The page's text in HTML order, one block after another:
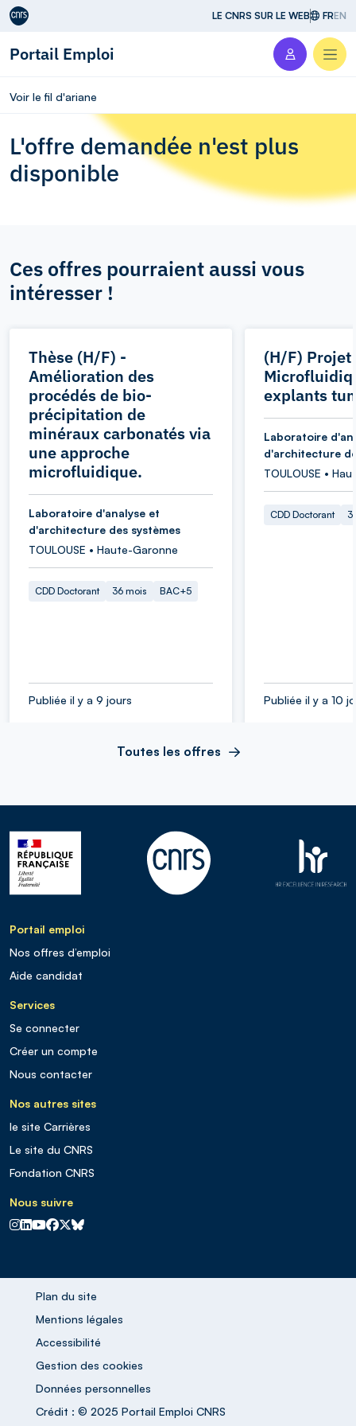
Aller au contenu LE CNRS SUR LE WEB FREN
Portail Emploi
Voir le fil d'ariane
L'offre demandée n'est plus
disponible
Ces offres pourraient aussi vous
intéresser !
Thèse (H/F) -
Amélioration des
procédés de bio-
précipitation de
minéraux carbonatés via
une approche
microfluidique.
Laboratoire d'analyse et
d'architecture des systèmes
TOULOUSE • Haute-Garonne
CDD Doctorant 36 mois BAC+5
Publiée il y a 9 jours
(H/F) Projet
explants
Laboratoire
d'architecture
TOULOUSE •
CDD Doctorant
Publiée il y a 10
Toutes les offres
Portail emploi
Nos offres d’emploi
Aide candidat
Services
Se connecter
Créer un compte
Nous contacter
Nos autres sites
le site Carrières
Le site du CNRS
Fondation CNRS
Nous suivre
CNRS sur Instagram
CNRS sur Linkedin
CNRS sur Youtube
CNRS sur Facebook
CNRS sur X
CNRS sur Blus sky
Plan du site
Mentions légales
Accessibilité
Gestion des cookies
Données personnelles
Crédit : © 2025 Portail Emploi CNRS